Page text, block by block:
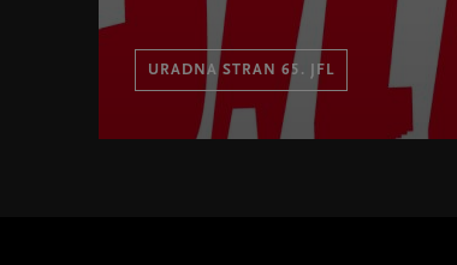
URADNA STRAN 65. JFL